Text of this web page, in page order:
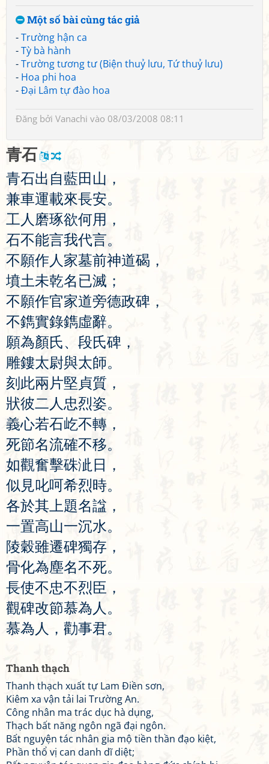
Một số bài cùng tác giả
-Trường hận ca
-Tỳ bà hành
-Trường tương tư (Biện thuỷ lưu, Tứ thuỷ lưu)
- Hoa phi hoa
-Đại Lâm tự đào hoa
Đăng bởi Vanachi vào 08/03/2008 08:11
青石
青石出 自藍田 山 ，
兼車運載來長安。
工 人 磨琢欲何用 ，
石不能言我代言。
不願作人 家墓前神道碣 ，
墳土未乾名 已滅 ；
不願作官家道旁德政碑 ，
不鐫實錄鐫虛辭。
願為顏氏、 段氏碑 ，
雕鏤太尉與太師。
刻 此兩片堅 貞質 ，
狀彼二 人 忠烈姿。
義心若石屹不轉 ，
死節名流確不移。
如觀奮擊硃泚 日 ，
似 見叱呵希烈時。
各於其 上題名諡 ，
一置高山一沉水。
陵穀雖遷碑獨存 ，
骨化為塵名不死。
長使不忠不烈臣 ，
觀碑改節慕為 人 。
慕為 人 ， 勸事君。
Thanh thạch
Thanh thạch xuất tự Lam Điền sơn,
Kiêm xa vận tải lai Trường An.
Công nhân ma trác dục hà dụng,
Thạch bất năng ngôn ngã đại ngôn.
Bất nguyện tác nhân gia mộ tiền thần đạo kiệt,
Phần thổ vị can danh dĩ diệt;